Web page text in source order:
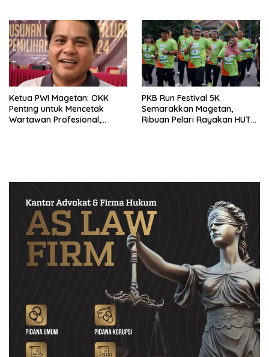
Ketua PWI Magetan: OKK
Penting untuk Mencetak
Wartawan Profesional,
PKB Run Festival 5K
Semarakkan Magetan,
Ribuan Pelari Rayakan HUT